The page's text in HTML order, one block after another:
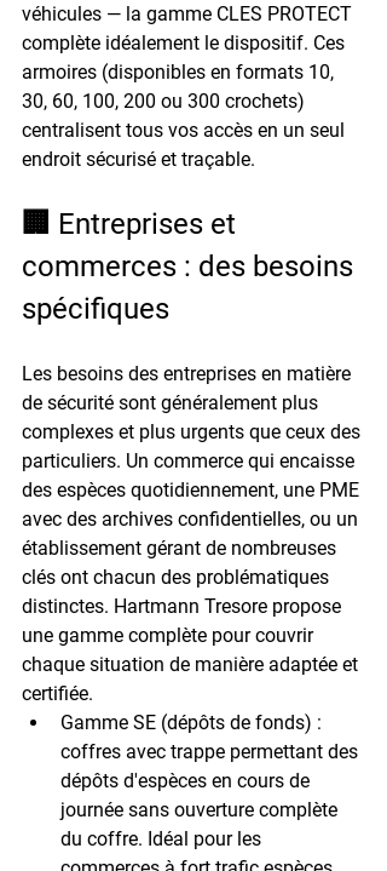
véhicules — la gamme CLES PROTECT
complète idéalement le dispositif. Ces
armoires (disponibles en formats 10,
30, 60, 100, 200 ou 300 crochets)
centralisent tous vos accès en un seul
endroit sécurisé et traçable.
🏢 Entreprises et
commerces : des besoins
spécifiques
Les besoins des entreprises en matière
de sécurité sont généralement plus
complexes et plus urgents que ceux des
particuliers. Un commerce qui encaisse
des espèces quotidiennement, une PME
avec des archives confidentielles, ou un
établissement gérant de nombreuses
clés ont chacun des problématiques
distinctes. Hartmann Tresore propose
une gamme complète pour couvrir
chaque situation de manière adaptée et
certifiée.
Gamme SE (dépôts de fonds) :
coffres avec trappe permettant des
dépôts d'espèces en cours de
journée sans ouverture complète
du coffre. Idéal pour les